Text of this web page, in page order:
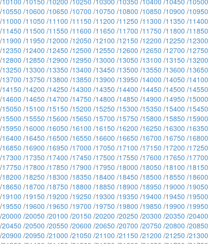
/10550 /10600 /10650 /10700 /10750 /10800 /10850 /10900 /10950
/11000 /11050 /11100 /11150 /11200 /11250 /11300 /11350 /11400
/11450 /11500 /11550 /11600 /11650 /11700 /11750 /11800 /11850
/11900 /11950 /12000 /12050 /12100 /12150 /12200 /12250 /12300
/12350 /12400 /12450 /12500 /12550 /12600 /12650 /12700 /12750
/12800 /12850 /12900 /12950 /13000 /13050 /13100 /13150 /13200
/13250 /13300 /13350 /13400 /13450 /13500 /13550 /13600 /13650
/13700 /13750 /13800 /13850 /13900 /13950 /14000 /14050 /14100
/14150 /14200 /14250 /14300 /14350 /14400 /14450 /14500 /14550
/14600 /14650 /14700 /14750 /14800 /14850 /14900 /14950 /15000
/15050 /15100 /15150 /15200 /15250 /15300 /15350 /15400 /15450
/15500 /15550 /15600 /15650 /15700 /15750 /15800 /15850 /15900
/15950 /16000 /16050 /16100 /16150 /16200 /16250 /16300 /16350
/16400 /16450 /16500 /16550 /16600 /16650 /16700 /16750 /16800
/16850 /16900 /16950 /17000 /17050 /17100 /17150 /17200 /17250
/17300 /17350 /17400 /17450 /17500 /17550 /17600 /17650 /17700
/17750 /17800 /17850 /17900 /17950 /18000 /18050 /18100 /18150
/18200 /18250 /18300 /18350 /18400 /18450 /18500 /18550 /18600
/18650 /18700 /18750 /18800 /18850 /18900 /18950 /19000 /19050
/19100 /19150 /19200 /19250 /19300 /19350 /19400 /19450 /19500
/19550 /19600 /19650 /19700 /19750 /19800 /19850 /19900 /19950
/20000 /20050 /20100 /20150 /20200 /20250 /20300 /20350 /20400
/20450 /20500 /20550 /20600 /20650 /20700 /20750 /20800 /20850
/20900 /20950 /21000 /21050 /21100 /21150 /21200 /21250 /21300